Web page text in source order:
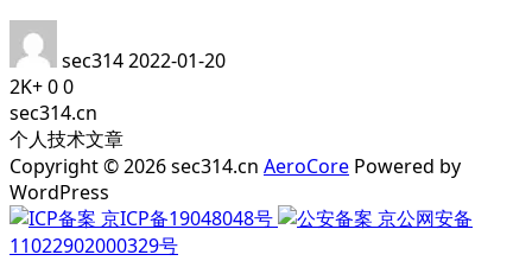
sec3142022-01-20
2K+00
sec314.cn
个人技术文章
Copyright © 2026 sec314.cn AeroCore Powered by
WordPress
京ICP备19048048号
京公网安备
11022902000329号